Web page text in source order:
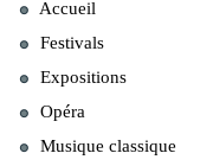
Accueil
Festivals
Expositions
Opéra
Musique classique